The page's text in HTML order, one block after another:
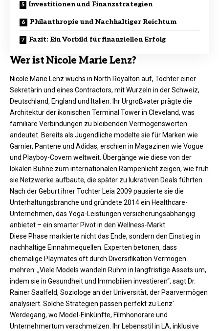
Investitionen und Finanzstrategien
Philanthropie und Nachhaltiger Reichtum
Fazit: Ein Vorbild für finanziellen Erfolg
Wer ist Nicole Marie Lenz?
Nicole Marie Lenz wuchs in North Royalton auf, Tochter einer
Sekretärin und eines Contractors, mit Wurzeln in der Schweiz,
Deutschland, England und Italien. Ihr Urgroßvater prägte die
Architektur der ikonischen Terminal Tower in Cleveland, was
familiäre Verbindungen zu bleibenden Vermögenswerten
andeutet. Bereits als Jugendliche modelte sie für Marken wie
Garnier, Pantene und Adidas, erschien in Magazinen wie Vogue
und Playboy-Covern weltweit. Übergänge wie diese von der
lokalen Bühne zum internationalen Rampenlicht zeigen, wie früh
sie Netzwerke aufbaute, die später zu lukrativen Deals führten.
Nach der Geburt ihrer Tochter Leia 2009 pausierte sie die
Unterhaltungsbranche und gründete 2014 ein Healthcare-
Unternehmen, das Yoga-Leistungen versicherungsabhängig
anbietet – ein smarter Pivot in den Wellness-Markt.​
Diese Phase markierte nicht das Ende, sondern den Einstieg in
nachhaltige Einnahmequellen. Experten betonen, dass
ehemalige Playmates oft durch Diversifikation Vermögen
mehren: „Viele Models wandeln Ruhm in langfristige Assets um,
indem sie in Gesundheit und Immobilien investieren“, sagt Dr.
Rainer Saalfeld, Soziologe an der Universität, der Paarvermögen
analysiert. Solche Strategien passen perfekt zu Lenz’
Werdegang, wo Model-Einkünfte, Filmhonorare und
Unternehmertum verschmelzen. Ihr Lebensstil in LA, inklusive